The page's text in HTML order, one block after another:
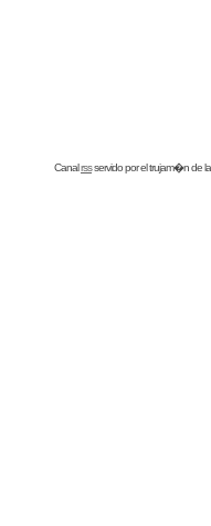
Canalrssservido por eltrujam�nde